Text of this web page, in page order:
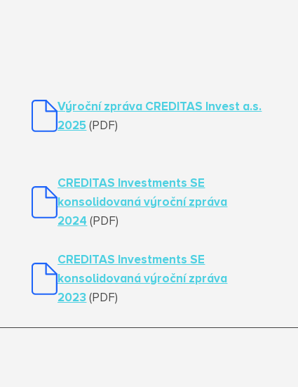
Výroční zpráva CREDITAS Invest a.s.
2025 (PDF)
CREDITAS Investments SE
konsolidovaná výroční zpráva
2024 (PDF)
CREDITAS Investments SE
konsolidovaná výroční zpráva
2023 (PDF)